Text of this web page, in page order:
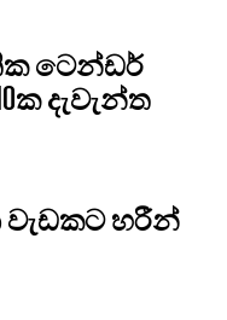
ටෙන්ඩර්
දැවැන්ත
හරීන්